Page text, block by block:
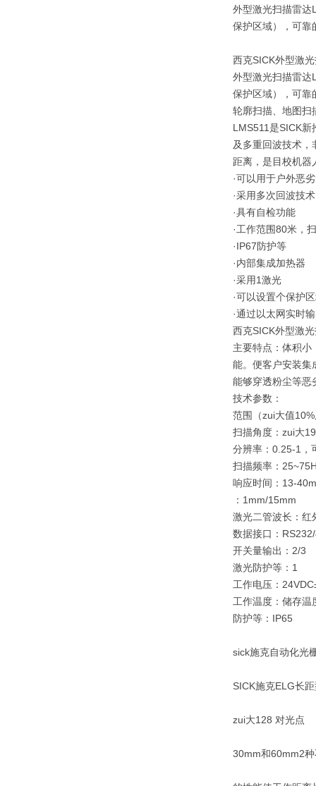
外型激光扫描雷达
保护区域），可靠
西克SICK外型激
外型激光扫描雷达
保护区域），可靠
轮廓扫描、地图扫
LMS511是SICK
及多重回波技术，
距离，是目校机器
·可以用于户外恶
·采用多次回波技术
·具有自检功能
·工作范围80米，
·IP67防护等
·内部集成加热器
·采用1激光
·可以设置个保护
·通过以太网实时
西克SICK外型激
主要特点：体积
能。便客户安装集
能够穿透粉尘等恶
技术参数：
范围（zui大值
扫描角度：zui大
分辨率：0.25-1，
扫描频率：
响应时间：13-
：1mm/15mm
激光二管波长：红
数据接口：
开关量输出：2/3
激光防护等：1
工作电压：
工作温度：储存
防护等：IP65
sick施克自动化光
SICK施克ELG长
zui大128 对光点
30mm和60mm2